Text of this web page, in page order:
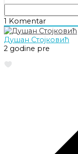
1 Komentar
Душан Стојковић
2 godine pre